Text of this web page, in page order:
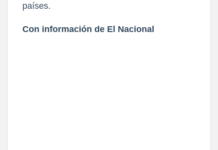
países.
Con información de El Nacional